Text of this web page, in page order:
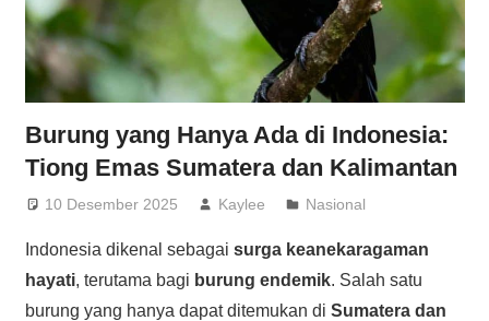
Burung yang Hanya Ada di Indonesia:
Tiong Emas Sumatera dan Kalimantan
10 Desember 2025 Kaylee Nasional
Indonesia dikenal sebagai surga keanekaragaman
hayati, terutama bagi burung endemik. Salah satu
burung yang hanya dapat ditemukan di Sumatera dan